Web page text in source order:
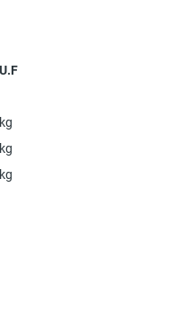
U.F
kg
kg
kg